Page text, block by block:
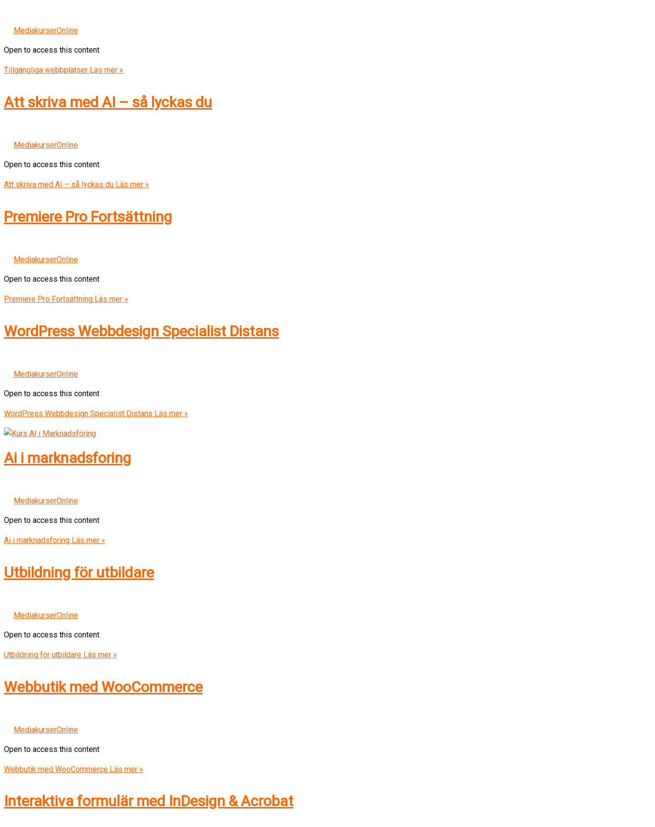
MediakurserOnline
Open to access this content
Tillgängliga webbplatser Läs mer »
Att skriva med AI – så lyckas du
MediakurserOnline
Open to access this content
Att skriva med AI – så lyckas du Läs mer »
Premiere Pro Fortsättning
MediakurserOnline
Open to access this content
Premiere Pro Fortsättning Läs mer »
WordPress Webbdesign Specialist Distans
MediakurserOnline
Open to access this content
WordPress Webbdesign Specialist Distans Läs mer »
Ai i marknadsforing
MediakurserOnline
Open to access this content
Ai i marknadsforing Läs mer »
Utbildning för utbildare
MediakurserOnline
Open to access this content
Utbildning för utbildare Läs mer »
Webbutik med WooCommerce
MediakurserOnline
Open to access this content
Webbutik med WooCommerce Läs mer »
Interaktiva formulär med InDesign & Acrobat